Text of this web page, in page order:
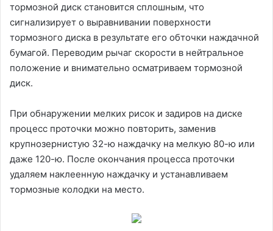
тормозной диск становится сплошным, что
сигнализирует о выравнивании поверхности
тормозного диска в результате его обточки наждачной
бумагой. Переводим рычаг скорости в нейтральное
положение и внимательно осматриваем тормозной
диск.
При обнаружении мелких рисок и задиров на диске
процесс проточки можно повторить, заменив
крупнозернистую 32-ю наждачку на мелкую 80-ю или
даже 120-ю. После окончания процесса проточки
удаляем наклеенную наждачку и устанавливаем
тормозные колодки на место.